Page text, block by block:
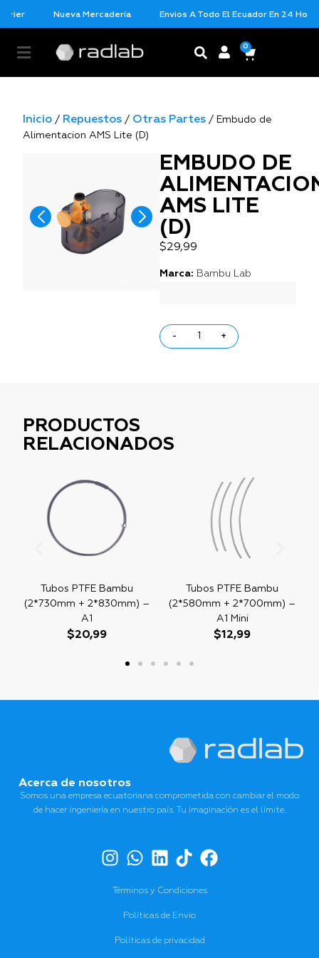
Nueva Mercadería Envios A Todo El Ecuador En 24
0
Inicio / Repuestos / Otras Partes / Embudo de
Alimentacion AMS Lite (D)
EMBUDO DE
AMS LITE
(D)
$29,99
Marca: Bambu Lab
- +
PRODUCTOS
RELACIONADOS
Tubos PTFE Bambu
(2*730mm + 2*830mm) –
A1
$20,99
Tubos PTFE Bambu
(2*580mm + 2*700mm) –
A1 Mini
$12,99
Acerca de nosotros
Somos una empresa ecuatoriana comprometida con cambiar el modo
de hacer ingeniería en nuestro país. Tu imaginación es el límite.
Términos y Condiciones
Políticas de Envio
Políticas de privacidad